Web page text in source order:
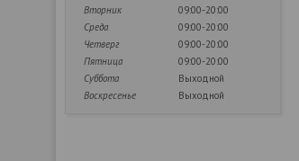
Вторник
09:00-20:00
Среда
09:00-20:00
Четверг
09:00-20:00
Пятница
09:00-20:00
Суббота
Выходной
Воскресенье
Выходной